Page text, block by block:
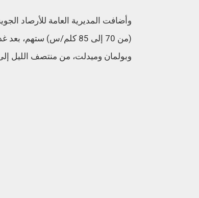
وأضافت المديرية العامة للأرصاد
(من 70 إلى 85 كلم/س)
وبولمان وميدلت، من منتصف الليل